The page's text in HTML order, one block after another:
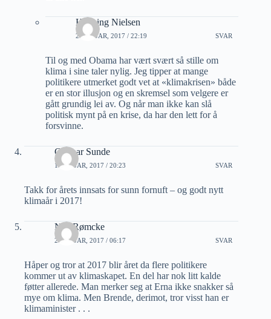
Henning Nielsen
2 JANUAR, 2017 / 22:19 SVAR
Til og med Obama har vært svært så stille om
klima i sine taler nylig. Jeg tipper at mange
politikere utmerket godt vet at «klimakrisen» både
er en stor illusjon og en skremsel som velgere er
gått grundig lei av. Og når man ikke kan slå
politisk mynt på en krise, da har den lett for å
forsvinne.
Gunnar Sunde
1 JANUAR, 2017 / 20:23 SVAR
Takk for årets innsats for sunn fornuft – og godt nytt
klimaår i 2017!
Nils Rømcke
2 JANUAR, 2017 / 06:17 SVAR
Håper og tror at 2017 blir året da flere politikere
kommer ut av klimaskapet. En del har nok litt kalde
føtter allerede. Man merker seg at Erna ikke snakker så
mye om klima. Men Brende, derimot, tror visst han er
klimaminister . . .